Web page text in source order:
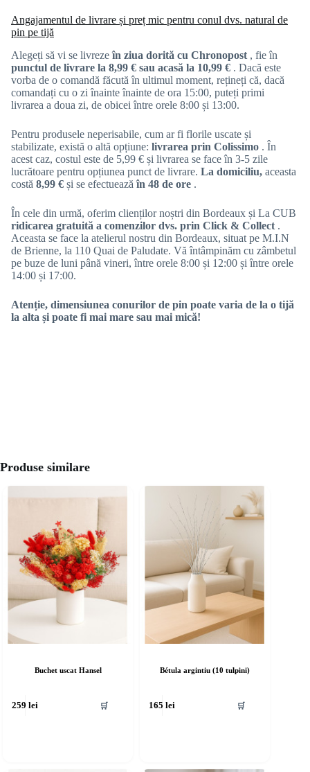
Angajamentul de livrare și preț mic pentru conul dvs. natural de
pin pe tijă
Alegeți să vi se livrezeîn ziua dorită cu Chronopost , fie în
punctul de livrare la 8,99 € sau acasă la 10,99 € . Dacă este
vorba de o comandă făcută în ultimul moment, rețineți că, dacă
comandați cu o zi înainte înainte de ora 15:00, puteți primi
livrarea a doua zi, de obicei între orele 8:00 și 13:00.
Pentru produsele neperisabile, cum ar fi florile uscate și
stabilizate, există o altă opțiune: livrarea prin Colissimo . În
acest caz, costul este de 5,99 € și livrarea se face în 3-5 zile
lucrătoare pentru opțiunea punct de livrare. La domiciliu, aceasta
costă 8,99 € și se efectueazăîn 48 de ore .
În cele din urmă, oferim clienților noștri din Bordeaux și La CUB
ridicarea gratuită a comenzilor dvs. prin Click & Collect .
Aceasta se face la atelierul nostru din Bordeaux, situat pe M.I.N
de Brienne, la 110 Quai de Paludate. Vă întâmpinăm cu zâmbetul
pe buze de luni până vineri, între orele 8:00 și 12:00 și între orele
14:00 și 17:00.
Atenție, dimensiunea conurilor de pin poate varia de la o tijă
la alta și poate fi mai mare sau mai mică!
Produse similare
Buchet uscat Hansel
259lei 🛒
Bétula argintiu (10 tulpini)
165lei 🛒